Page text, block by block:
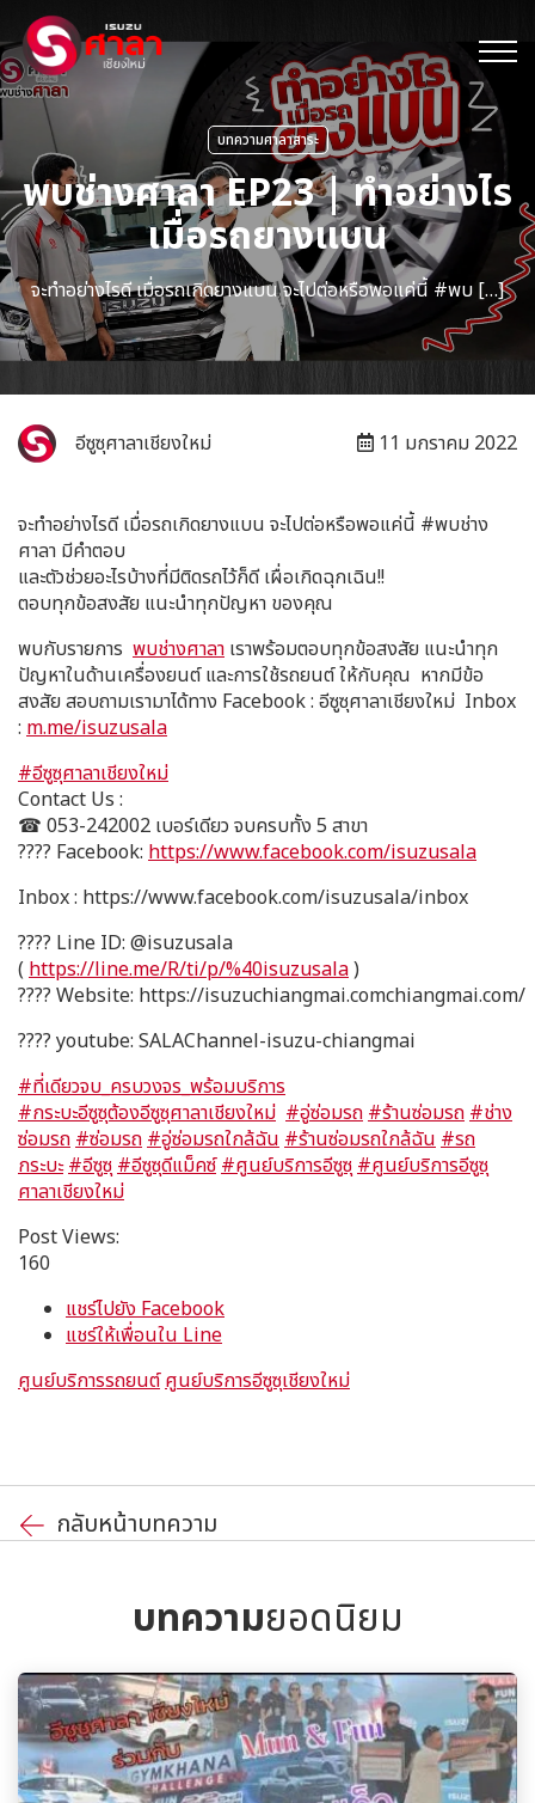
บทความศาลาสาระ
พบช่างศาลา EP23 | ทำอย่างไร
เมื่อรถยางแบน
จะทำอย่างไรดี เมื่อรถเกิดยางแบน จะไปต่อหรือพอแค่นี้ #พบ […]
อีซูซุศาลาเชียงใหม่ 11 มกราคม 2022
จะทำอย่างไรดี เมื่อรถเกิดยางแบน จะไปต่อหรือพอแค่นี้ #พบช่าง
ศาลา มีคำตอบ
และตัวช่วยอะไรบ้างที่มีติดรถไว้ก็ดี เผื่อเกิดฉุกเฉิน!!
ตอบทุกข้อสงสัย แนะนำทุกปัญหา ของคุณ
พบกับรายการ พบช่างศาลา เราพร้อมตอบทุกข้อสงสัย แนะนำทุก
ปัญหาในด้านเครื่องยนต์ และการใช้รถยนต์ ให้กับคุณ หากมีข้อ
สงสัย สอบถามเรามาได้ทาง Facebook : อีซูซุศาลาเชียงใหม่ Inbox
: m.me/isuzusala
#อีซูซุศาลาเชียงใหม่
Contact Us :
☎ 053-242002 เบอร์เดียว จบครบทั้ง 5 สาขา
???? Facebook: https://www.facebook.com/isuzusala
Inbox : https://www.facebook.com/isuzusala/inbox
???? Line ID: @isuzusala
(https://line.me/R/ti/p/%40isuzusala)
???? Website: https://isuzuchiangmai.comchiangmai.com/
???? youtube: SALAChannel-isuzu-chiangmai
#ที่เดียวจบ_ครบวงจร_พร้อมบริการ
#กระบะอีซูซุต้องอีซูซุศาลาเชียงใหม่ #อู่ซ่อมรถ#ร้านซ่อมรถ#ช่าง
ซ่อมรถ#ซ่อมรถ#อู่ซ่อมรถใกล้ฉัน#ร้านซ่อมรถใกล้ฉัน#รถ
กระบะ#อีซูซุ#อีซูซุดีแม็คซ์#ศูนย์บริการอีซูซุ#ศูนย์บริการอีซูซุ
ศาลาเชียงใหม่
Post Views:
160
แชร์ไปยัง Facebook
แชร์ให้เพื่อนใน Line
ศูนย์บริการรถยนต์ศูนย์บริการอีซูซุเชียงใหม่
กลับหน้าบทความ
บทความยอดนิยม